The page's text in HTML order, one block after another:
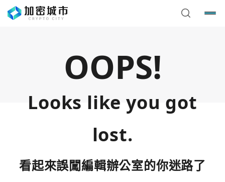
OOPS!
Looks like you got
lost.
看起來誤闖編輯辦公室的你迷路了